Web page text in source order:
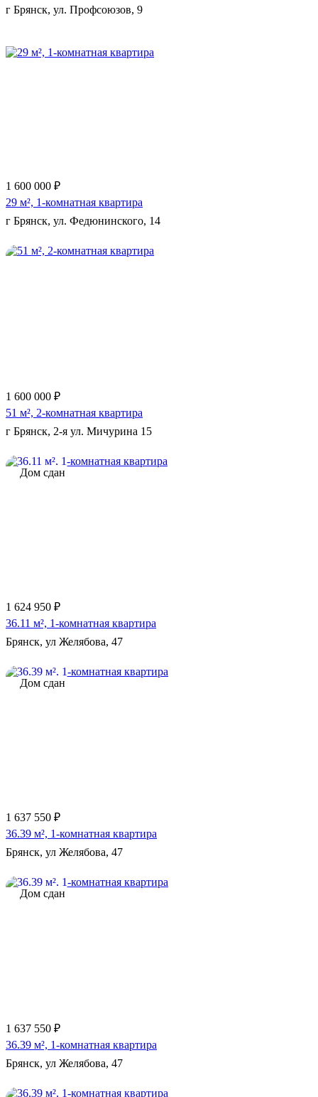
г Брянск, ул. Профсоюзов, 9
1 600 000 ₽
29 м², 1-комнатная квартира
г Брянск, ул. Федюнинского, 14
1 600 000 ₽
51 м², 2-комнатная квартира
г Брянск, 2-я ул. Мичурина 15
Дом сдан
1 624 950 ₽
36.11 м², 1-комнатная квартира
Брянск, ул Желябова, 47
Дом сдан
1 637 550 ₽
36.39 м², 1-комнатная квартира
Брянск, ул Желябова, 47
Дом сдан
1 637 550 ₽
36.39 м², 1-комнатная квартира
Брянск, ул Желябова, 47